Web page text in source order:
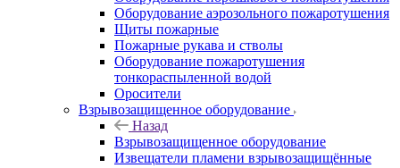
Оборудование аэрозольного пожаротушения
Щиты пожарные
Пожарные рукава и стволы
Оборудование пожаротушения
тонкораспыленной водой
Оросители
Взрывозащищенное оборудование
Назад
Взрывозащищенное оборудование
Извещатели пламени взрывозащищённые